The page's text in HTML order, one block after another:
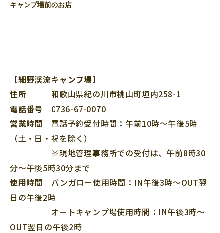
キャンプ場前のお店
【細野渓流キャンプ場】
住所 和歌山県紀の川市桃山町垣内258-1
電話番号 0736-67-0070
営業時間 電話予約受付時間：午前10時～午後5時
（土・日・祝を除く）
※現地管理事務所での受付は、午前8時30
分～午後5時30分まで
使用時間 バンガロー使用時間：IN午後3時～OUT翌
日の午後2時
オートキャンプ場使用時間：IN午後3時～
OUT翌日の午後2時